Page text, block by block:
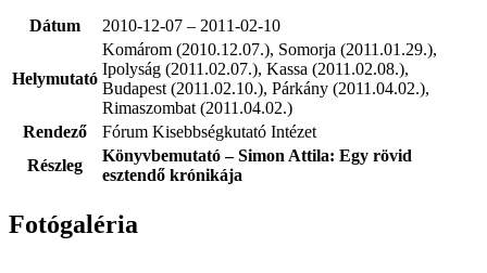
Dátum 2010-12-07 – 2011-02-10
Helymutató
Komárom (2010.12.07.), Somorja (2011.01.29.),
Ipolyság (2011.02.07.), Kassa (2011.02.08.),
Budapest (2011.02.10.), Párkány (2011.04.02.),
Rimaszombat (2011.04.02.)
Rendező
Fórum Kisebbségkutató Intézet
Részleg
Könyvbemutató – Simon Attila: Egy rövid
esztendő krónikája
Fotógaléria